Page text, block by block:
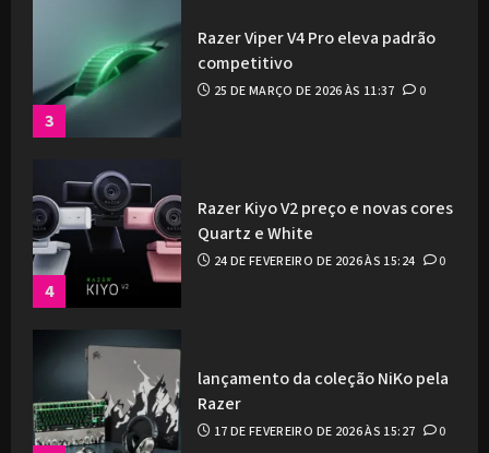
3
Razer Viper V4 Pro eleva padrão
competitivo
25 DE MARÇO DE 2026 ÀS 11:37 0
4
Razer Kiyo V2 preço e novas cores
Quartz e White
24 DE FEVEREIRO DE 2026 ÀS 15:24 0
lançamento da coleção NiKo pela
Razer
17 DE FEVEREIRO DE 2026 ÀS 15:27 0